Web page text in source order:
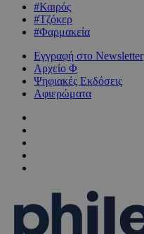
#Καιρός
#Τζόκερ
#Φαρμακεία
Εγγραφή στο Newsletter
Αρχείο Φ
Ψηφιακές Εκδόσεις
Αφιερώματα